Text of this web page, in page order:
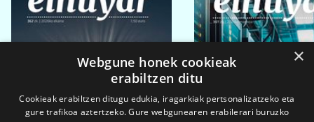
×
Webgune honek cookieak
erabiltzen ditu
Cookieak erabiltzen ditugu edukia, iragarkiak pertsonalizatzeko eta
gure trafikoa aztertzeko. Gure webgunearen erabilerari buruzko